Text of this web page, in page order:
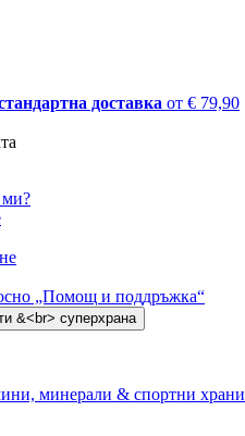
доставка от € 79,90
ми?
„Помощ и поддръжка“
минерали & спортни храни